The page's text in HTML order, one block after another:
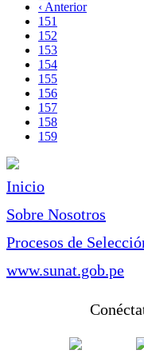
Paginación
página
Página
anterior
‹ Anterior
Page
151
Page
152
Page
153
Page
154
Page
155
Page
156
Page
157
Page
158
Página
159
Inicio
Sobre Nosotros
Procesos de
www.sunat.gob.pe